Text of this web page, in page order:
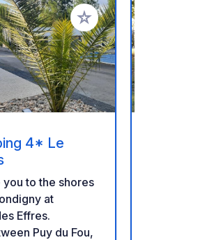
Add to your favorites
4* Le
to the shores
at
Effres.
Puy du Fou,